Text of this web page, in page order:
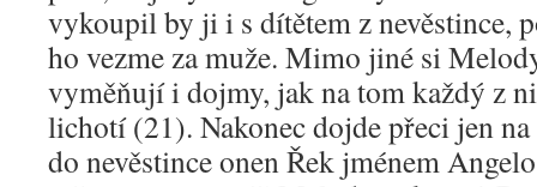
vykoupil by ji i s dítětem z nevěstince,
ho vezme za muže. Mimo jiné si
vyměňují i dojmy, jak na tom každý z
lichotí (21). Nakonec dojde přeci jen
do nevěstince onen Řek jménem